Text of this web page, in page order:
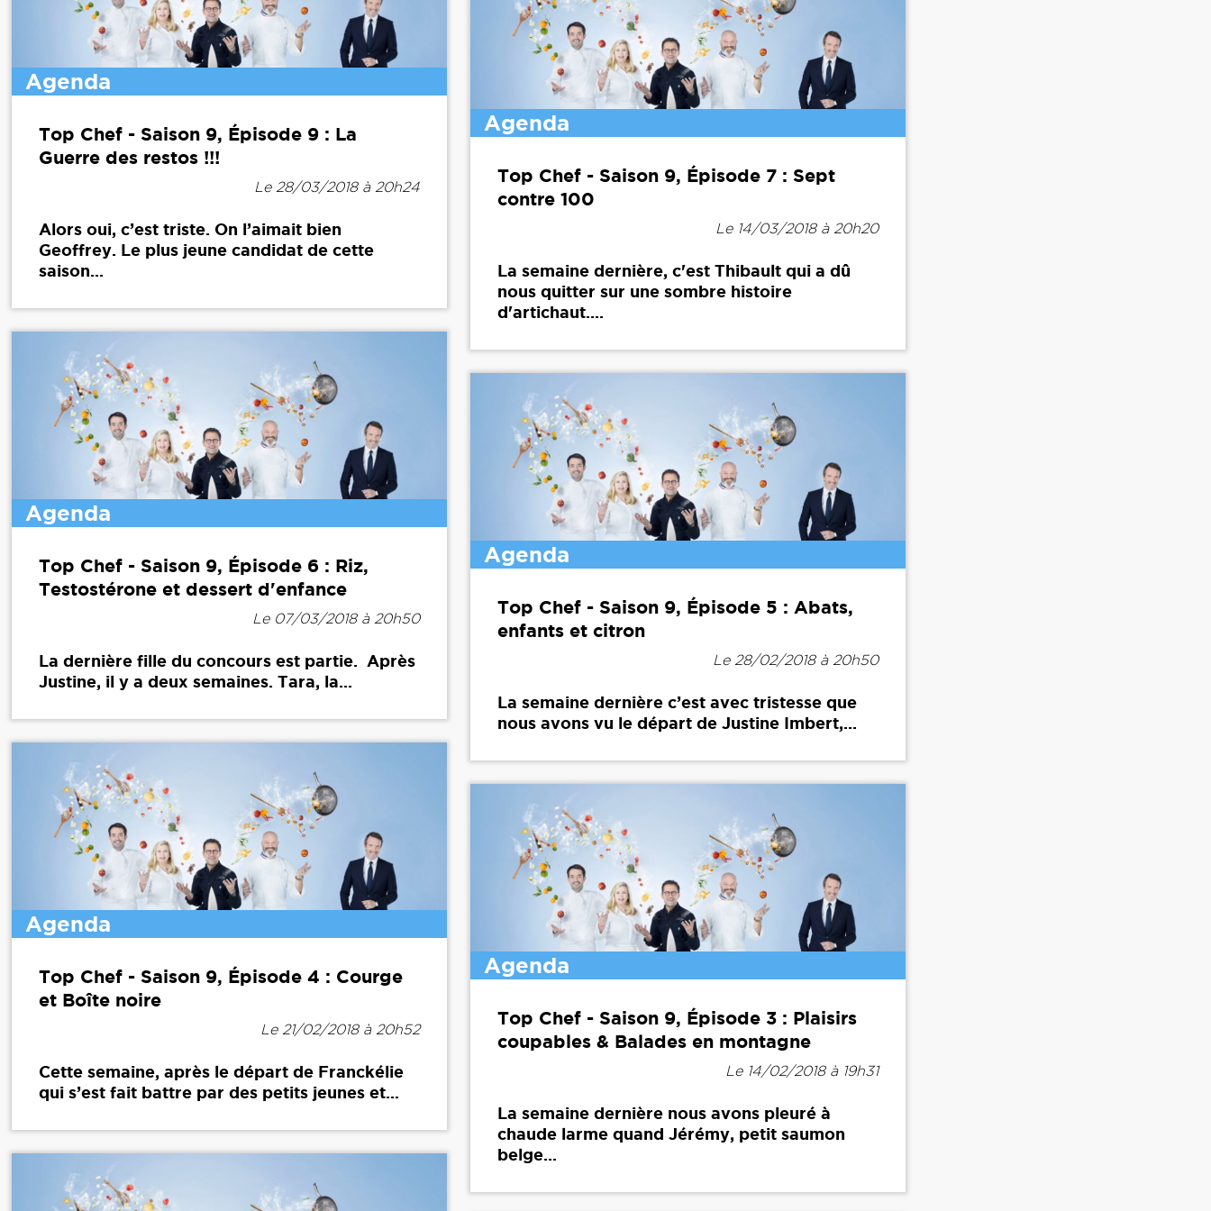
Agenda
Top Chef - Saison 9, Épisode 9 : La
Guerre des restos !!!
Le 28/03/2018 à 20h24
Alors oui, c’est triste. On l’aimait bien
Geoffrey. Le plus jeune candidat de cette
saison...
Agenda
Top Chef - Saison 9, Épisode 7 : Sept
contre 100
Le 14/03/2018 à 20h20
La semaine dernière, c'est Thibault qui a dû
nous quitter sur une sombre histoire
d'artichaut....
Agenda
Top Chef - Saison 9, Épisode 6 : Riz,
Testostérone et dessert d'enfance
Le 07/03/2018 à 20h50
La dernière fille du concours est partie. Après
Justine, il y a deux semaines. Tara, la...
Agenda
Top Chef - Saison 9, Épisode 5 : Abats,
enfants et citron
Le 28/02/2018 à 20h50
La semaine dernière c’est avec tristesse que
nous avons vu le départ de Justine Imbert,...
Agenda
Top Chef - Saison 9, Épisode 4 : Courge
et Boîte noire
Le 21/02/2018 à 20h52
Cette semaine, après le départ de Franckélie
qui s’est fait battre par des petits jeunes et...
Agenda
Top Chef - Saison 9, Épisode 3 : Plaisirs
coupables & Balades en montagne
Le 14/02/2018 à 19h31
La semaine dernière nous avons pleuré à
chaude larme quand Jérémy, petit saumon
belge...